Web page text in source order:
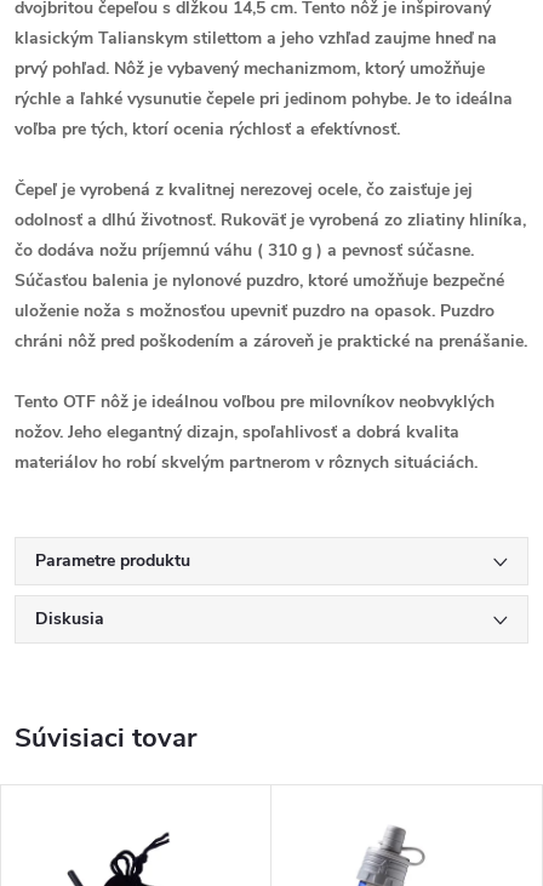
dvojbritou čepeľou s dĺžkou 14,5 cm. Tento nôž je inšpirovaný
klasickým Talianskym stilettom a jeho vzhľad zaujme hneď na
prvý pohľad. Nôž je vybavený mechanizmom, ktorý umožňuje
rýchle a ľahké vysunutie čepele pri jedinom pohybe. Je to ideálna
voľba pre tých, ktorí ocenia rýchlosť a efektívnosť.
Čepeľ je vyrobená z kvalitnej nerezovej ocele, čo zaisťuje jej
odolnosť a dlhú životnosť. Rukoväť je vyrobená zo zliatiny hliníka,
čo dodáva nožu príjemnú váhu ( 310 g ) a pevnosť súčasne.
Súčasťou balenia je nylonové puzdro, ktoré umožňuje bezpečné
uloženie noža s možnosťou upevniť puzdro na opasok. Puzdro
chráni nôž pred poškodením a zároveň je praktické na prenášanie.
Tento OTF nôž je ideálnou voľbou pre milovníkov neobvyklých
nožov. Jeho elegantnýdizajn, spoľahlivosť a dobrá kvalita
materiálov ho robí skvelým partnerom v rôznych situáciách.
Parametre produktu
Diskusia
Súvisiaci tovar